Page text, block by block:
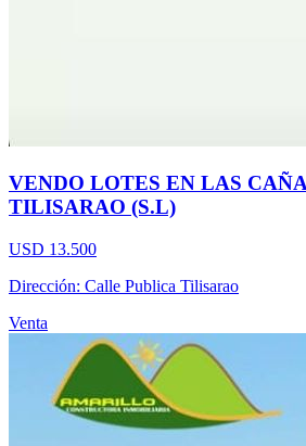
VENDO LOTES EN LAS
TILISARAO (S.L)
USD 13.500
Dirección: Calle Publica Tilisarao
Venta